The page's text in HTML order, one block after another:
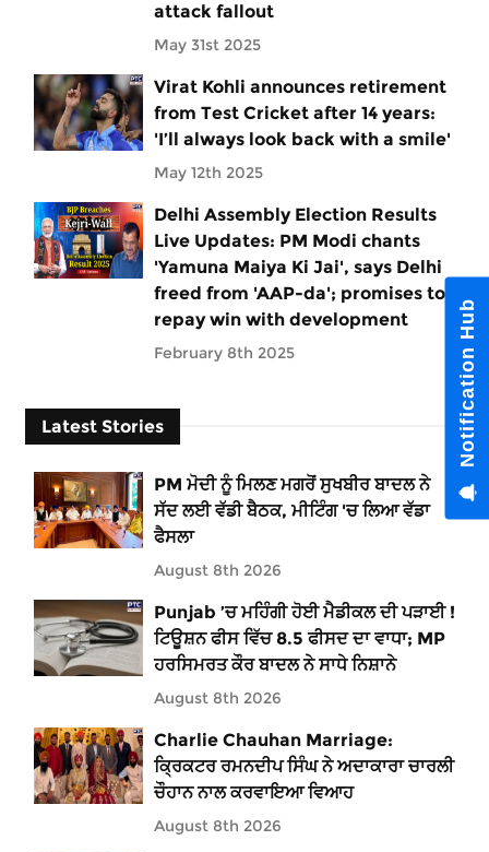
attack fallout
May 31st 2025
Virat Kohli announces retirement
from Test Cricket after 14 years:
'I’ll always look back with a smile'
May 12th 2025
Delhi Assembly Election Results
Live Updates: PM Modi chants
'Yamuna Maiya Ki Jai', says Delhi
freed from 'AAP-da'; promises to
repay win with development
February 8th 2025
Latest Stories
PM ਮੋਦੀ ਨੂੰ ਮਿਲਣ ਮਗਰੋਂ ਸੁਖਬੀਰ ਬਾਦਲ ਨੇ
ਸੱਦ ਲਈ ਵੱਡੀ ਬੈਠਕ, ਮੀਟਿੰਗ 'ਚ ਲਿਆ ਵੱਡਾ
ਫੈਸਲਾ
August 8th 2026
Punjab ’ਚ ਮਹਿੰਗੀ ਹੋਈ ਮੈਡੀਕਲ ਦੀ ਪੜਾਈ !
ਟਿਊਸ਼ਨ ਫੀਸ ਵਿੱਚ 8.5 ਫੀਸਦ ਦਾ ਵਾਧਾ; MP
ਹਰਸਿਮਰਤ ਕੌਰ ਬਾਦਲ ਨੇ ਸਾਧੇ ਨਿਸ਼ਾਨੇ
August 8th 2026
Charlie Chauhan Marriage:
ਕ੍ਰਿਕਟਰ ਰਮਨਦੀਪ ਸਿੰਘ ਨੇ ਅਦਾਕਾਰਾ ਚਾਰਲੀ
ਚੌਹਾਨ ਨਾਲ ਕਰਵਾਇਆ ਵਿਆਹ
August 8th 2026
Notification Hub